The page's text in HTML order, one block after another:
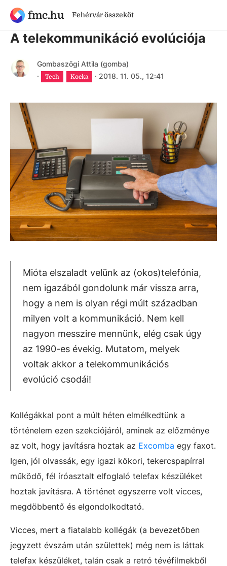
fmc.hu Fehérvár összeköt
7 évnél régebbi cikk
A telekommunikáció evolúciója
Gombaszögi Attila (gomba)
·
Tech Kocka · 2018. 11. 05., 12:41
Mióta elszaladt velünk az (okos)telefónia,
nem igazából gondolunk már vissza arra,
hogy a nem is olyan régi múlt században
milyen volt a kommunikáció. Nem kell
nagyon messzire mennünk, elég csak úgy
az 1990-es évekig. Mutatom, melyek
voltak akkor a telekommunikációs
evolúció csodái!
Kollégákkal pont a múlt héten elmélkedtünk a
történelem ezen szekciójáról, aminek az előzménye
az volt, hogy javításra hoztak az Excomba egy faxot.
Igen, jól olvassák, egy igazi kőkori, tekercspapírral
működő, fél íróasztalt elfoglaló telefax készüléket
hoztak javításra. A történet egyszerre volt vicces,
megdöbbentő és elgondolkodtató.
Vicces, mert a fiatalabb kollégák (a bevezetőben
jegyzett évszám után születtek) még nem is láttak
telefax készüléket, talán csak a retró tévéfilmekből